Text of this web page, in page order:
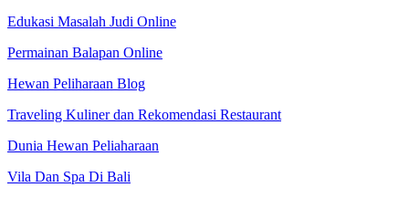
Edukasi Masalah Judi Online
Permainan Balapan Online
Hewan Peliharaan Blog
Traveling Kuliner dan Rekomendasi Restaurant
Dunia Hewan Peliaharaan
Vila Dan Spa Di Bali